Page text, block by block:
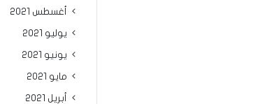
أغسطس 2021
يوليو 2021
يونيو 2021
مايو 2021
أبريل 2021